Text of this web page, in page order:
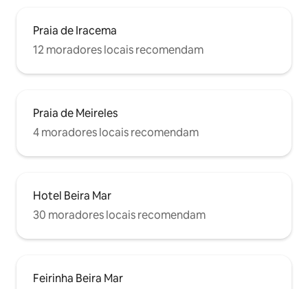
Praia de Iracema
12 moradores locais recomendam
Praia de Meireles
4 moradores locais recomendam
Hotel Beira Mar
30 moradores locais recomendam
Feirinha Beira Mar